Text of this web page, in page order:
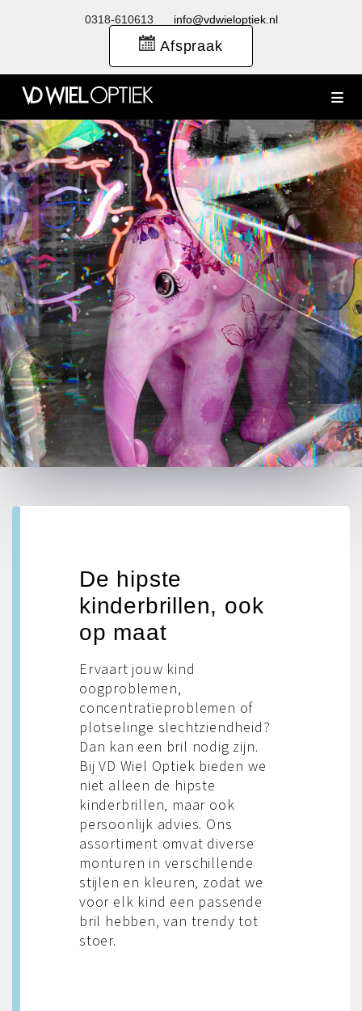
0318-610613 info@vdwieloptiek.nl
Afspraak
De hipste
kinderbrillen, ook
op maat
Ervaart jouw kind
oogproblemen,
concentratieproblemen of
plotselinge slechtziendheid?
Dan kan een bril nodig zijn.
Bij VD Wiel Optiek bieden we
niet alleen de hipste
kinderbrillen, maar ook
persoonlijk advies. Ons
assortiment omvat diverse
monturen in verschillende
stijlen en kleuren, zodat we
voor elk kind een passende
bril hebben, van trendy tot
stoer.